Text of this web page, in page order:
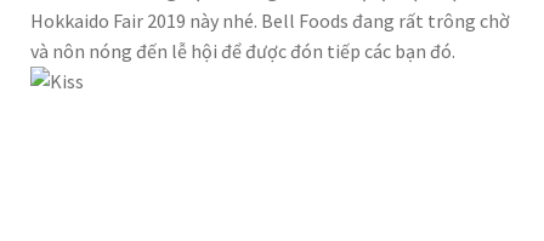
Hokkaido Fair 2019 này nhé. Bell Foods đang rất trông chờ
và nôn nóng đến lễ hội để được đón tiếp các bạn đó.